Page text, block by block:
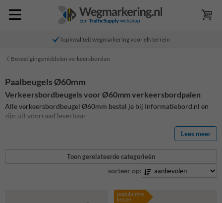
Topkwaliteit wegmarkering voor elk terrein
Bevestigingsmiddelen verkeersborden
Paalbeugels Ø60mm
Verkeersbordbeugels voor Ø60mm verkeersbordpalen
Alle verkeersbordbeugel Ø60mm bestel je bij Informatiebord.nl en
zijn uit voorraad leverbaar
Lees meer
Toon gerelateerde categorieën
sorteer op:
populairste
keuze